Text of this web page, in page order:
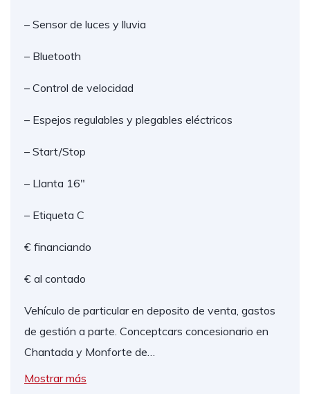
– Sensor de luces y lluvia
– Bluetooth
– Control de velocidad
– Espejos regulables y plegables eléctricos
– Start/Stop
– Llanta 16"
– Etiqueta C
€ financiando
€ al contado
Vehículo de particular en deposito de venta, gastos
de gestión a parte. Conceptcars concesionario en
Chantada y Monforte de…
Mostrar más